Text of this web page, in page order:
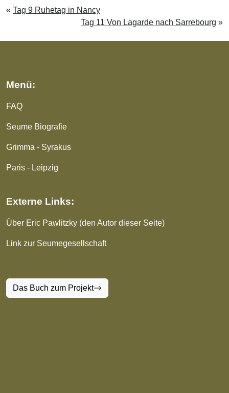
« Tag 9 Ruhetag in Nancy
Tag 11 Von Lagarde nach Sarrebourg »
Menü:
FAQ
Seume Biografie
Grimma - Syrakus
Paris - Leipzig
Externe Links:
Über Eric Pawlitzky (den Autor dieser Seite)
Link zur Seumegesellschaft
Das Buch zum Projekt